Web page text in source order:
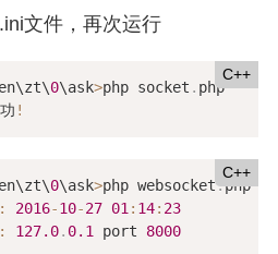
文件，再次运行
C++
0\ask>php socket . php
!
C++
0\ask>php websocket.php
: 2016-10-27 01 : 14: 23
: 127.0. 0.1 port 8000